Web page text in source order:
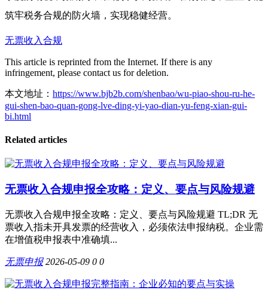
筑牢税务合规的防火墙，实现稳健经营。
无票收入合规
This article is reprinted from the Internet. If there is any
infringement, please contact us for deletion.
本文地址： https://www.bjb2b.com/shenbao/wu-piao-shou-ru-he-
gui-shen-bao-quan-gong-lve-ding-yi-yao-dian-yu-feng-xian-gui-
bi.html
Related articles
无票收入合规申报全攻略：定义、要点与风险规避
无票收入合规申报全攻略：定义、要点与风险规避 TL;DR 无
票收入指未开具发票的经营收入，必须依法申报纳税。企业需
在增值税申报表中准确填...
无票申报 2026-05-09 0 0